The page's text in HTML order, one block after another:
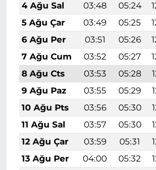
4 Ağu Sal
03:48 05:24
5 Ağu Çar
03:49 05:25
6 Ağu Per
03:51 05:26
7 Ağu Cum
03:52 05:27
8 Ağu Cts
03:53 05:28
9 Ağu Paz
03:55 05:29
10 Ağu Pts
03:56 05:30
11 Ağu Sal
03:57 05:30
12 Ağu Çar
03:59 05:31
13 Ağu Per
04:00 05:32